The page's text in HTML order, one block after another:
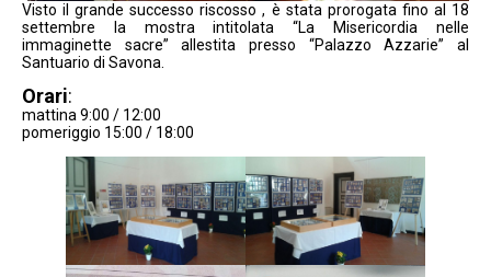
Visto il grande successo riscosso , è stata prorogata fino al 18
settembre la mostra intitolata “La Misericordia nelle
immaginette sacre” allestita presso “Palazzo Azzarie” al
Santuario di Savona.
Orari:
mattina 9:00 / 12:00
pomeriggio 15:00 / 18:00